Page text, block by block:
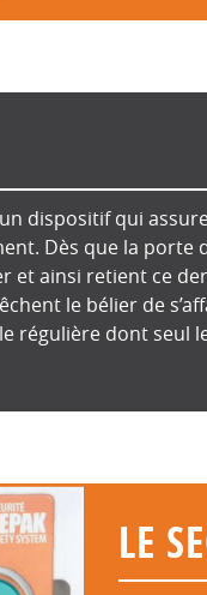
dispositif qui
Dès que la porte
et ainsi retient ce
le bélier de
régulière dont seul
LE